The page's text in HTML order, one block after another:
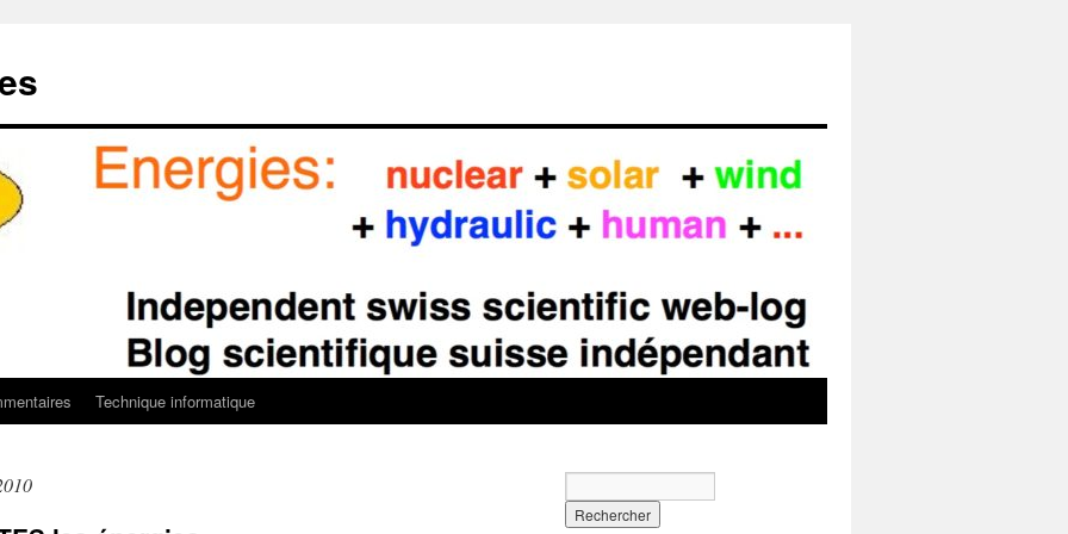
Technique informatique